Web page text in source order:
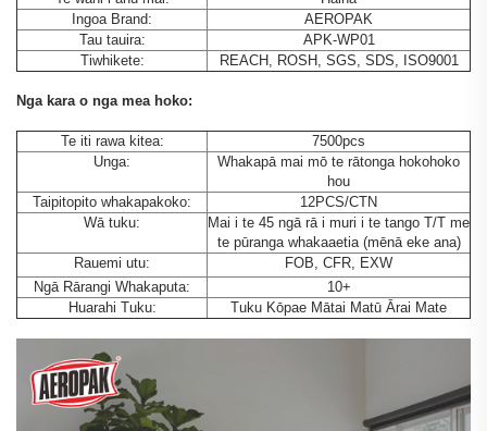
Ingoa Brand:
AEROPAK
Tau tauira:
APK-WP01
Tiwhikete:
REACH, ROSH, SGS, SDS, ISO9001
Nga kara o nga mea hoko:
Te iti rawa kitea:
7500pcs
Unga:
Whakapā mai mō te rātonga hokohoko
hou
Taipitopito whakapakoko:
12PCS/CTN
Wā tuku:
Mai i te 45 ngā rā i muri i te tango T/T me
te pūranga whakaaetia (mēnā eke ana)
Rauemi utu:
FOB, CFR, EXW
Ngā Rārangi Whakaputa:
10+
Huarahi Tuku:
Tuku Kōpae Mātai Matū Ārai Mate